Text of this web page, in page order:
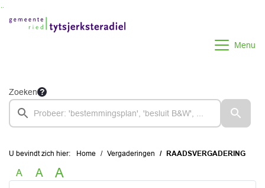
Menu
Zoeken
U bevindt zich hier: Home Vergaderingen RAADSVERGADERING
A A A